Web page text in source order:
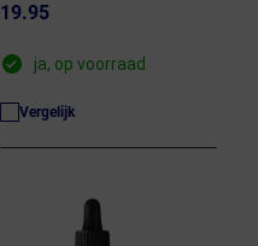
19.95
ja, op voorraad
Vergelijk